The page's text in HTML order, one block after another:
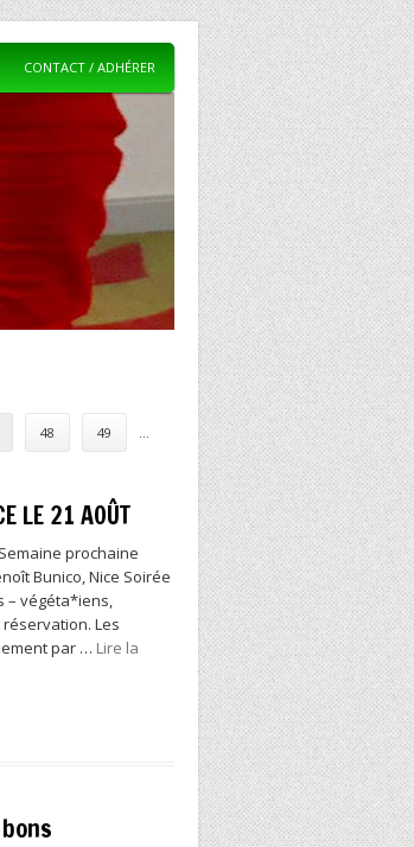
CONTACT / ADHÉRER
48 49
…
LE 21 AOÛT
prochaine
Bunico, Nice Soirée
– végéta*iens,
Les
par … Lire la